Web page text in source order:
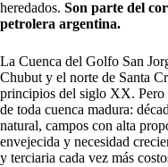
heredados. Son parte del
petrolera argentina.
La Cuenca del Golfo San
Chubut y el norte de Santa
principios del siglo XX. Pero
de toda cuenca madura:
natural, campos con alta
envejecida y necesidad
y terciaria cada vez más